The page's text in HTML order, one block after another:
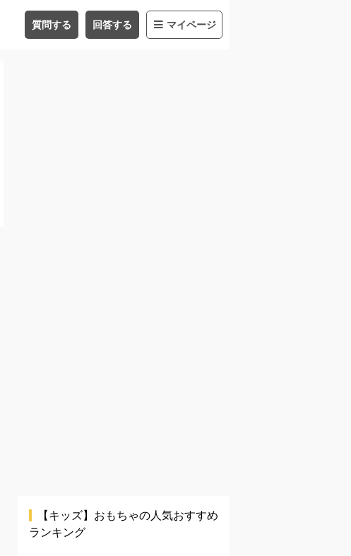
質問する 回答する マイページ
【キッズ】 おもちゃの人気おすすめ
ランキング